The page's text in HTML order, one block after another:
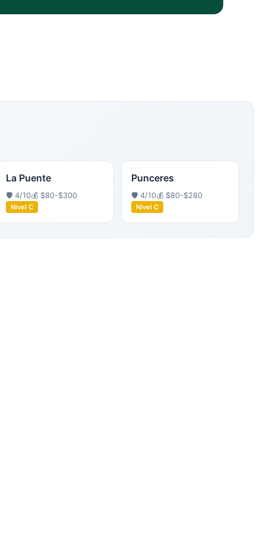
La Puente
🛡️ 4/10💰 $80-$300
Nivel C
Punceres
🛡️ 4/10💰 $80-$280
Nivel C